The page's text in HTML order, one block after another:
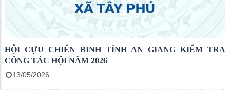
HỘI CỰU CHIẾN BINH TỈNH AN GIANG KIỂM TRA
CÔNG TÁC HỘI NĂM 2026
13/05/2026